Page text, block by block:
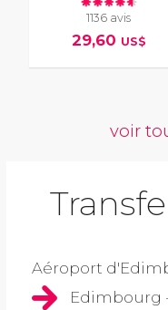
1136 avis
29,60 US$
voir
Aéroport
Edimbourg